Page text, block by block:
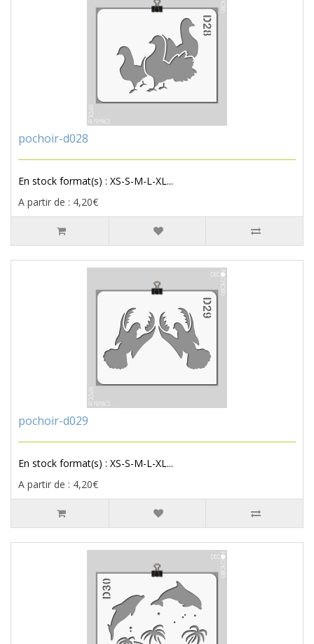
pochoir-d028
En stock format(s) : XS-S-M-L-XL...
A partir de : 4,20€
pochoir-d029
En stock format(s) : XS-S-M-L-XL...
A partir de : 4,20€